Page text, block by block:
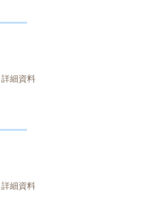
詳細資料
詳細資料